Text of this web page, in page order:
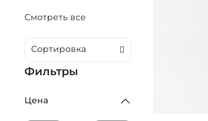
Смотреть все
Фильтры
Цена